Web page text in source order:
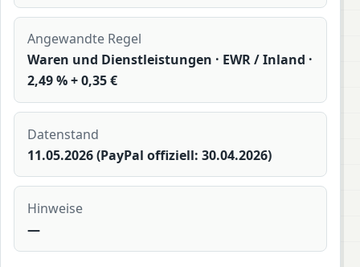
Angewandte Regel
Waren und Dienstleistungen · EWR / Inland ·
2,49 % + 0,35 €
Datenstand
11.05.2026 (PayPal offiziell: 30.04.2026)
Hinweise
—